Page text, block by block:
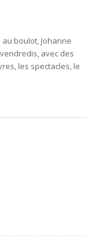
boulot, Johanne
avec des
les spectacles, le